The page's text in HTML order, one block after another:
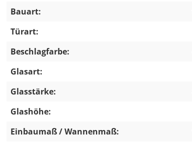
Bauart:
Türart:
Beschlagfarbe:
Glasart:
Glasstärke:
Glashöhe:
Einbaumaß / Wannenmaß: